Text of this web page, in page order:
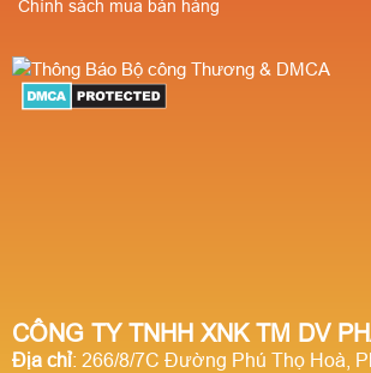
CÔNG TY TNHH XNK TM DV
Địa chỉ: 266/8/7C Đường Phú Thọ Hoà,
Chính sách mua bán hàng